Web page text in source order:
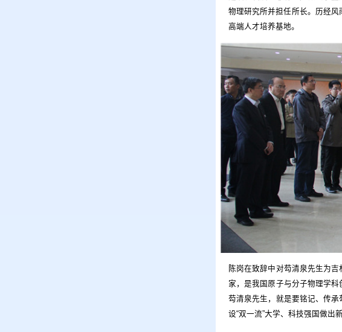
物理研究所并担任所长。历经
高端人才培养基地。
陈岗在致辞中对芶清泉先生为
家，是我国原子与分子物理学
芶清泉先生，就是要铭记、传
设“双一流”大学、科技强国做出